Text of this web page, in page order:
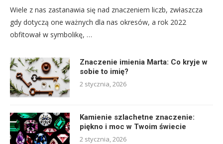
Wiele z nas zastanawia się nad znaczeniem liczb, zwłaszcza
gdy dotyczą one ważnych dla nas okresów, a rok 2022
obfitował w symbolikę, …
Znaczenie imienia Marta: Co kryje w
sobie to imię?
2 stycznia, 2026
Kamienie szlachetne znaczenie:
piękno i moc w Twoim świecie
2 stycznia, 2026